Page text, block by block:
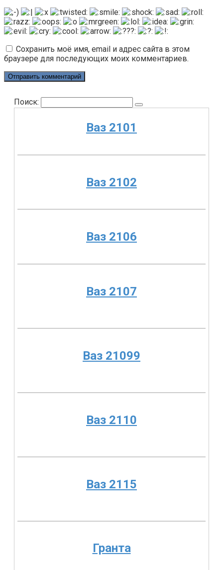
Сохранить моё имя, email и адрес сайта в этом
браузере для последующих моих комментариев.
Поиск:
Ваз 2101
Ваз 2102
Ваз 2106
Ваз 2107
Ваз 21099
Ваз 2110
Ваз 2115
Гранта